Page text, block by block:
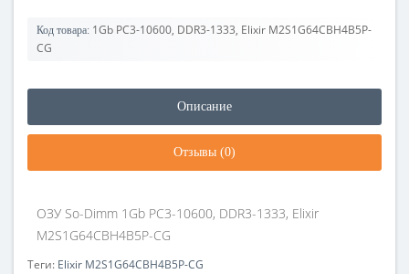
Код товара: 1Gb PC3-10600, DDR3-1333, Elixir M2S1G64CBH4B5P-
CG
Описание
Отзывы (0)
ОЗУ So-Dimm 1Gb PC3-10600, DDR3-1333, Elixir
M2S1G64CBH4B5P-CG
Теги: Elixir M2S1G64CBH4B5P-CG